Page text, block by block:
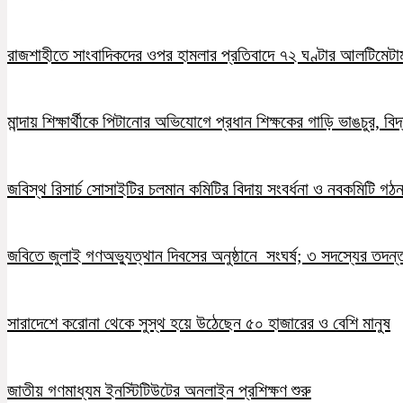
রাজশাহীতে সাংবাদিকদের ওপর হামলার প্রতিবাদে ৭২ ঘণ্টার
মান্দায় শিক্ষার্থীকে পিটানোর অভিযোগে প্রধান শিক্ষকের গাড়ি ভাঙচুর,
জবিস্থ রিসার্চ সোসাইটির চলমান কমিটির বিদায় সংবর্ধনা ও নবকমিটি গঠন
জবিতে জুলাই গণঅভ্যুত্থান দিবসের অনুষ্ঠানে সংঘর্ষ; ৩ সদস্যের
সারাদেশে করোনা থেকে সুস্থ হয়ে উঠেছেন ৫০ হাজারের ও বেশি মানুষ
জাতীয় গণমাধ্যম ইনস্টিটিউটের অনলাইন প্রশিক্ষণ শুরু